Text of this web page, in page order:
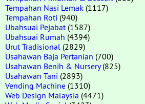
Tempahan Nasi Lemak (1117)
Tempahan Roti (940)
Ubahsuai Pejabat (1587)
Ubahsuai Rumah (4394)
Urut Tradisional (2829)
Usahawan Baja Pertanian (700)
Usahawan Benih & Nursery(825)
Usahawan Tani (2893)
Vending Machine (1310)
Web Design Malaysia (4471)